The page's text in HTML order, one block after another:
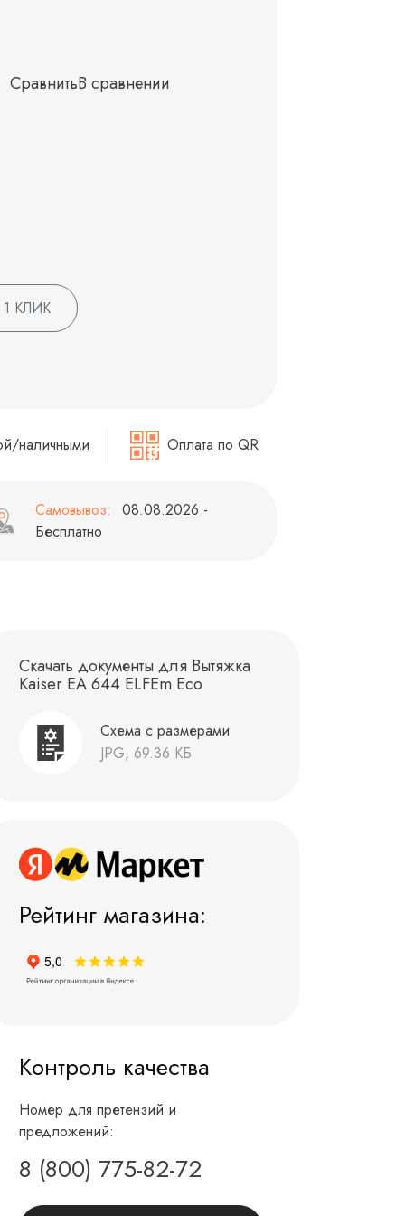
СравнитьВ сравнении
КЛИК
наличными Оплата по QR
Самовывоз:
08.08.2026 -
Бесплатно
Скачать документы для Вытяжка
Kaiser EA 644 ELFEm Eco
Схема с размерами
JPG, 69.36 КБ
Рейтинг магазина:
Контроль качества
Номер для претензий и
предложений:
8 (800) 775-82-72